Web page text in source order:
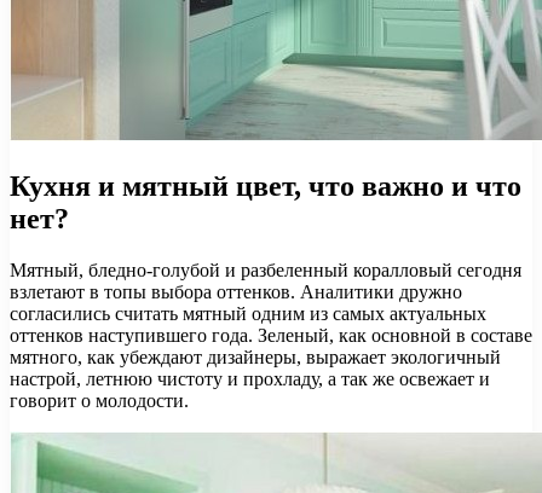
Кухня и мятный цвет, что важно и что
нет?
Мятный, бледно-голубой и разбеленный коралловый сегодня
взлетают в топы выбора оттенков. Аналитики дружно
согласились считать мятный одним из самых актуальных
оттенков наступившего года. Зеленый, как основной в составе
мятного, как убеждают дизайнеры, выражает экологичный
настрой, летнюю чистоту и прохладу, а так же освежает и
говорит о молодости.